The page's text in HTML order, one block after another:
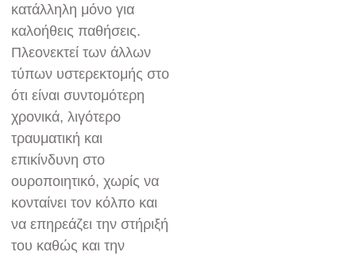
κατάλληλη μόνο για
καλοήθεις παθήσεις.
Πλεονεκτεί των άλλων
τύπων υστερεκτομής στο
ότι είναι συντομότερη
χρονικά, λιγότερο
τραυματική και
επικίνδυνη στο
ουροποιητικό, χωρίς να
κονταίνει τον κόλπο και
να επηρεάζει την στήριξή
του καθώς και την